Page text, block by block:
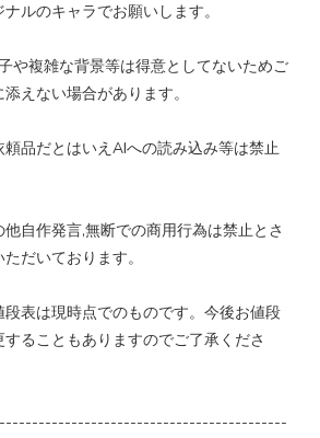
ナルのキャラでお願いします。
や複雑な背景等は得意としてないためご
えない場合があります。
頼品だとはいえAIへの読み込み等は禁止
他自作発言,無断での商用行為は禁止とさ
だいております。
段表は現時点でのものです。今後お値段
することもありますのでご了承くださ